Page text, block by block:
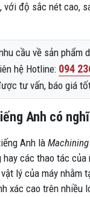
độ sắc nét cao,
cầu về sản phẩm
hệ Hotline: 094
tư vấn, báo giá
Anh có
Anh là
các thao tác của
lý của máy nhằm
xác cao trên nhiều